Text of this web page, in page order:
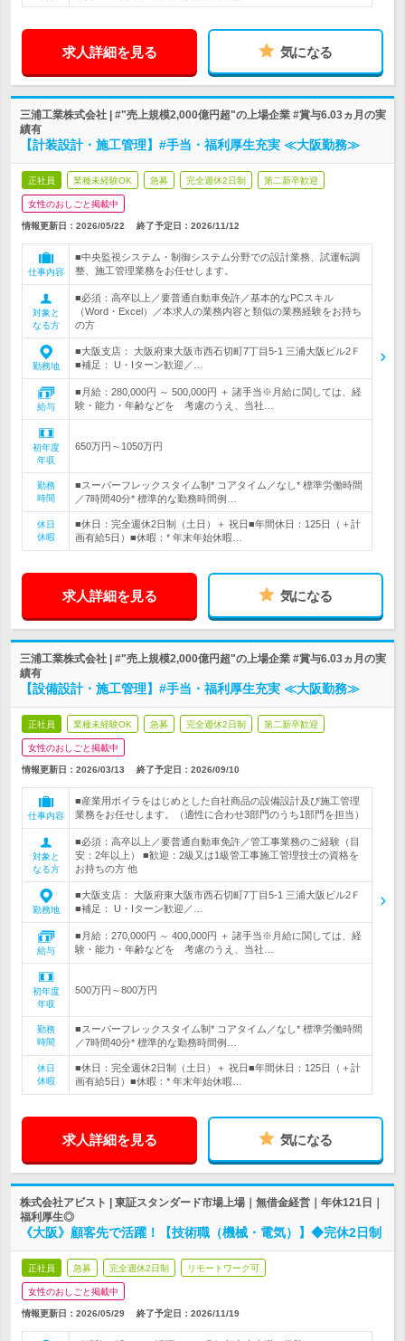
求人詳細を見る 気になる
三浦工業株式会社 | #"売上規模2,000億円超"の上場企業 #賞与6.03ヵ月の実
績有
【計装設計・施工管理】#手当・福利厚生充実 ≪大阪勤務≫
正社員 業種未経験OK 急募 完全週休2日制 第二新卒歓迎
女性のおしごと掲載中
情報更新日：2026/05/22 終了予定日： 2026/11/12
仕事内容
■中央監視システム・制御システム分野での設計業務、試運転調
整、施工管理業務をお任せします。
対象と
なる方
■必須：高卒以上／要普通自動車免許／基本的なPCスキル
（Word・Excel）／本求人の業務内容と類似の業務経験をお持ち
の方
勤務地
■大阪支店： 大阪府東大阪市西石切町7丁目5-1 三浦大阪ビル2Ｆ
■補足： U・Iターン歓迎／…
給与
■月給：280,000円 ～ 500,000円 ＋ 諸手当※月給に関しては、経
験・能力・年齢などを 考慮のうえ、当社…
初年度
年収
650万円～1050万円
勤務
時間
■スーパーフレックスタイム制* コアタイム／なし* 標準労働時間
／7時間40分* 標準的な勤務時間例…
休日
休暇
■休日：完全週休2日制（土日）＋ 祝日■年間休日：125日（＋計
画有給5日）■休暇：* 年末年始休暇…
求人詳細を見る 気になる
三浦工業株式会社 | #"売上規模2,000億円超"の上場企業 #賞与6.03ヵ月の実
績有
【設備設計・施工管理】#手当・福利厚生充実 ≪大阪勤務≫
正社員 業種未経験OK 急募 完全週休2日制 第二新卒歓迎
女性のおしごと掲載中
情報更新日：2026/03/13 終了予定日： 2026/09/10
仕事内容
■産業用ボイラをはじめとした自社商品の設備設計及び施工管理
業務をお任せします。（適性に合わせ3部門のうち1部門を担当）
対象と
なる方
■必須：高卒以上／要普通自動車免許／管工事業務のご経験（目
安：2年以上） ■歓迎：2級又は1級管工事施工管理技士の資格を
お持ちの方 他
勤務地
■大阪支店： 大阪府東大阪市西石切町7丁目5-1 三浦大阪ビル2Ｆ
■補足： U・Iターン歓迎／…
給与
■月給：270,000円 ～ 400,000円 ＋ 諸手当※月給に関しては、経
験・能力・年齢などを 考慮のうえ、当社…
初年度
年収
500万円～800万円
勤務
時間
■スーパーフレックスタイム制* コアタイム／なし* 標準労働時間
／7時間40分* 標準的な勤務時間例…
休日
休暇
■休日：完全週休2日制（土日）＋ 祝日■年間休日：125日（＋計
画有給5日）■休暇：* 年末年始休暇…
求人詳細を見る 気になる
株式会社アビスト | 東証スタンダード市場上場｜無借金経営｜年休121日｜
福利厚生◎
《大阪》顧客先で活躍！【技術職（機械・電気）】◆完休2日制
正社員 急募 完全週休2日制 リモートワーク可
女性のおしごと掲載中
情報更新日：2026/05/29 終了予定日： 2026/11/19